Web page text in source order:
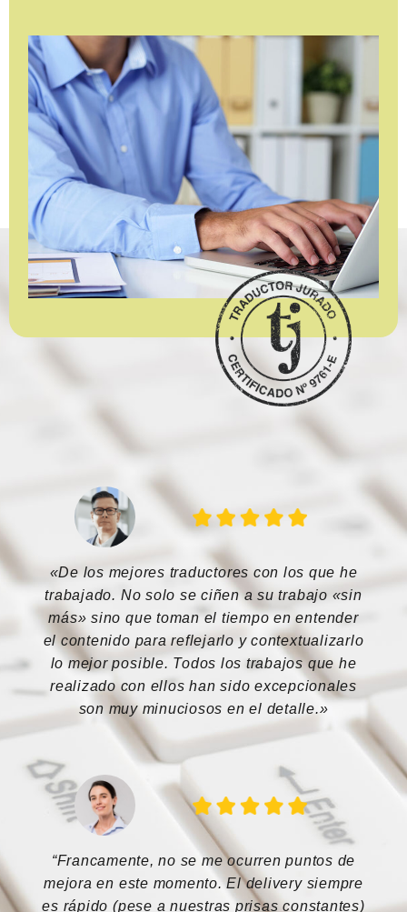
«De los mejores traductores con los que he
trabajado. No solo se ciñen a su trabajo «sin
más» sino que toman el tiempo en entender
el contenido para reflejarlo y contextualizarlo
lo mejor posible. Todos los trabajos que he
realizado con ellos han sido excepcionales
son muy minuciosos en el detalle.»
“Francamente, no se me ocurren puntos de
mejora en este momento. El delivery siempre
es rápido (pese a nuestras prisas constantes)